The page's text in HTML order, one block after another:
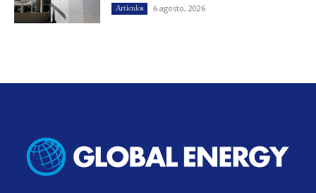
Artículos 6 agosto, 2026